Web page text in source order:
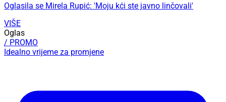
Oglasila se Mirela Rupić: 'Moju kći ste javno linčovali'
VIŠE
Oglas
/ PROMO
Idealno vrijeme za promjene